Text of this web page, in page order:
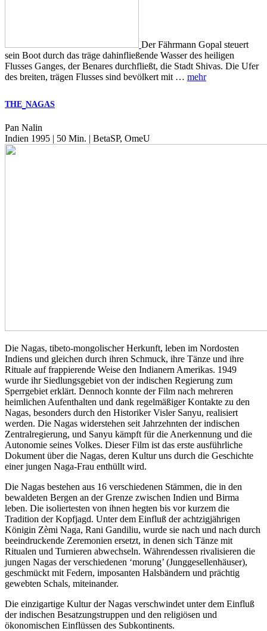
Der Fährmann Gopal steuert
sein Boot durch das träge dahinfließende Wasser des heiligen
Flusses Ganges, der Benares durchfließt, die Stadt Shivas. Die Ufer
des breiten, trägen Flusses sind bevölkert mit … mehr
THE NAGAS
Pan Nalin
Indien 1995 | 50 Min. | BetaSP, OmeU
Die Nagas, tibeto-mongolischer Herkunft, leben im Nordosten
Indiens und gleichen durch ihren Schmuck, ihre Tänze und ihre
Rituale auf frappierende Weise den Indianern Amerikas. 1949
wurde ihr Siedlungsgebiet von der indischen Regierung zum
Sperrgebiet erklärt. Dennoch konnte der Film nach mehreren
heimlichen Aufenthalten und dank regelmäßiger Kontakte zu den
Nagas, besonders durch den Historiker Visler Sanyu, realisiert
werden. Die Nagas widerstehen seit Jahrzehnten der indischen
Zentralregierung, und Sanyu kämpft für die Anerkennung und die
Autonomie seines Volkes. Dieser Film ist das erste ausführliche
Dokument über die Nagas, deren Kultur uns durch die Geschichte
einer jungen Naga-Frau enthüllt wird.
Die Nagas bestehen aus 16 verschiedenen Stämmen, die in den
bewaldeten Bergen an der Grenze zwischen Indien und Birma
leben. Die isoliertesten von ihnen hegten bis vor kurzem die
Tradition der Kopfjagd. Unter dem Einfluß der achtzigjährigen
Königin Zèmi Naga, Rani Gandiliu, wurde sie nach und nach durch
beeindruckende Zeremonien ersetzt, in denen sich Tänze mit
Ritualen und Turnieren abwechseln. Währendessen rivalisieren die
jungen Nagas der verschiedenen ‘morung’ (Junggesellenhäuser),
geschmückt mit Federn, imposanten Halsbändern und prächtig
gewebten Schals, miteinander.
Die einzigartige Kultur der Nagas verschwindet unter dem Einfluß
der indischen Besatzungstruppen und den religiösen und
ökonomischen Einflüssen des Subkontinents.